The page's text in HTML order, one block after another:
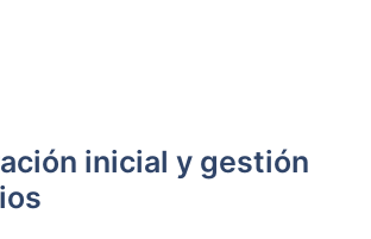
inicial y gestión